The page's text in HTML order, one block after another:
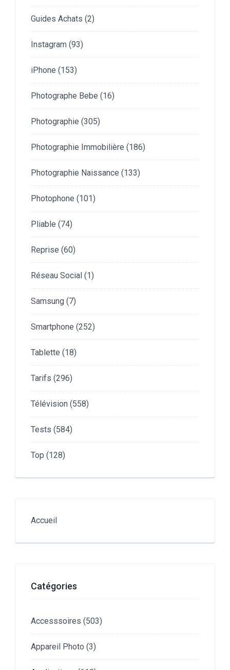
Guides Achats (2)
Instagram (93)
iPhone (153)
Photographe Bebe (16)
Photographie (305)
Photographie Immobilière (186)
Photographie Naissance (133)
Photophone (101)
Pliable (74)
Reprise (60)
Réseau Social (1)
Samsung (7)
Smartphone (252)
Tablette (18)
Tarifs (296)
Télévision (558)
Tests (584)
Top (128)
Accueil
Catégories
Accesssoires (503)
Appareil Photo (3)